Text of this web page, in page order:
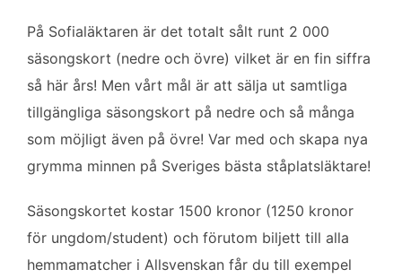
På Sofialäktaren är det totalt sålt runt 2 000
säsongskort (nedre och övre) vilket är en fin siffra
så här års! Men vårt mål är att sälja ut samtliga
tillgängliga säsongskort på nedre och så många
som möjligt även på övre! Var med och skapa nya
grymma minnen på Sveriges bästa ståplatsläktare!
Säsongskortet kostar 1500 kronor (1250 kronor
för ungdom/student) och förutom biljett till alla
hemmamatcher i Allsvenskan får du till exempel